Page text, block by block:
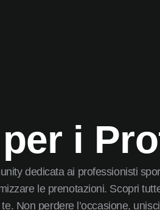
i
dedicata ai professionisti
le prenotazioni. Scopri
Non perdere l’occasione,